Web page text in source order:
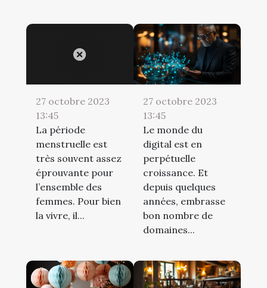
27 octobre 2023
13:45
La période
menstruelle est
très souvent assez
éprouvante pour
l’ensemble des
femmes. Pour bien
la vivre, il...
27 octobre 2023
13:45
Le monde du
digital est en
perpétuelle
croissance. Et
depuis quelques
années, embrasse
bon nombre de
domaines...